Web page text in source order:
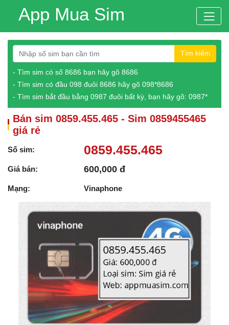
App Mua Sim
Tìm kiếm
- Tìm sim có số 8686 bạn hãy gõ 8686
- Tìm sim có đầu 098 đuôi 8686 hãy gõ 098*8686
- Tìm sim bắt đầu bằng 0987 đuôi bất kỳ, bạn hãy gõ: 0987*
Bán sim 0859.455.465 - Sim 0859455465
giá rẻ
Số sim: 0859.455.465
Giá bán: 600,000 đ
Mạng: Vinaphone